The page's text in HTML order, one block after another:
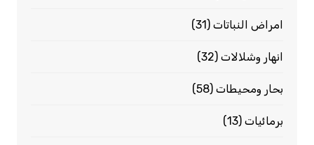
امراض النباتات(31)
انهار وشلالات(32)
بحار ومحيطات(58)
برمائيات(13)